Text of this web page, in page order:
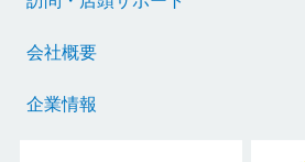
会社概要
企業情報